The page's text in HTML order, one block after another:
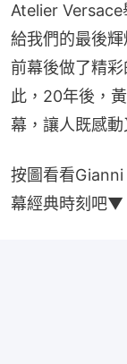
Atelier Versace
給我們的最後
前幕後做了精
此，20年後，
幕，讓人既感動
按圖看看
幕經典時刻吧▼